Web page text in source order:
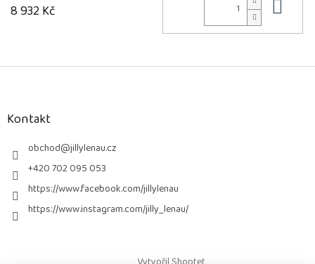
8 932 Kč
Z
Kontakt
obchod@jillylenau.cz
+420 702 095 053
https://www.facebook.com/jillylenau
https://www.instagram.com/jilly_lenau/